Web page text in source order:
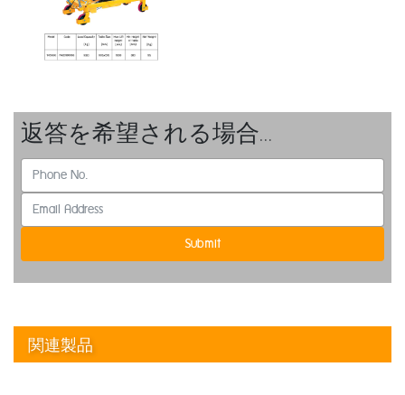
返答を希望される場合…
Submit
関連製品